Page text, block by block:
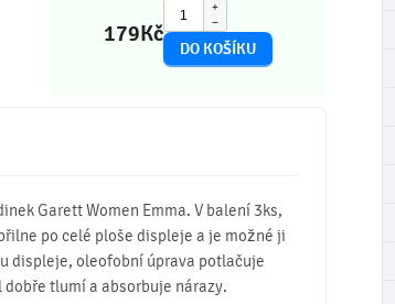
179Kč
+
−
Garett Women Emma. V balení 3ks,
po celé ploše displeje a je možné ji
displeje, oleofobní úprava potlačuje
tlumí a absorbuje nárazy.